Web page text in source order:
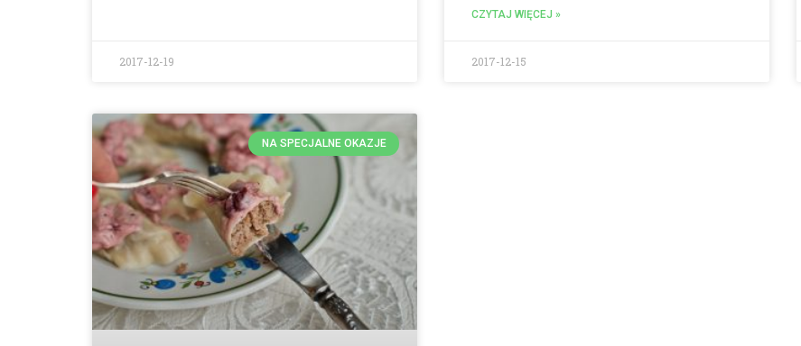
2017-12-19
CZYTAJ WIĘCEJ »
2017-12-15
NA SPECJALNE OKAZJE